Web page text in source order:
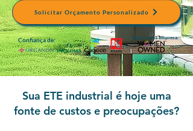
Solicitar Orçamento Personalizado
Confiança de: Somos uma empresa:
Sua ETE industrial é hoje uma
fonte de custos e preocupações?